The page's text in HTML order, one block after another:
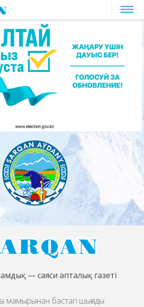
— саяси апталық газеті
мамырынан бастап шығады